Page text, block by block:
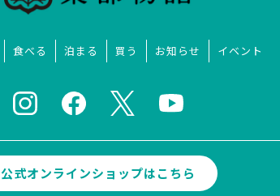
食べる 泊まる 買う お知らせ イベント
公式オンラインショップはこちら